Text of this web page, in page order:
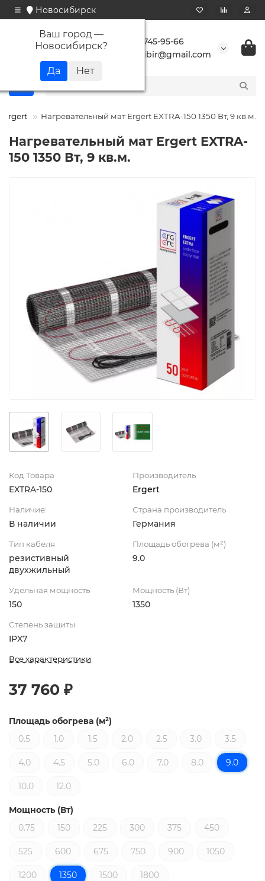
Новосибирск
Ваш город —
Новосибирск?
+7 923 745-95-66
buransibir@gmail.com
Ergert Нагревательный мат Ergert EXTRA-150 1350 Вт, 9 кв.м.
Нагревательный мат Ergert EXTRA-
150 1350 Вт, 9 кв.м.
Код Товара
EXTRA-150
Производитель
Ergert
Наличие:
В наличии
Страна производитель
Германия
Тип кабеля
резистивный
двухжильный
Площадь обогрева (м²)
9.0
Удельная мощность
150
Мощность (Вт)
1350
Степень защиты
IPX7
Все характеристики
37 760 ₽
Площадь обогрева (м²)
0.5
1.0 1.5 2.0 2.5 3.0 3.5
4.0 4.5 5.0 6.0 7.0 8.0 9.0
10.0 12.0
Мощность (Вт)
0.75
150 225 300 375 450
525 600 675 750 900 1050
1200 1350 1500 1800